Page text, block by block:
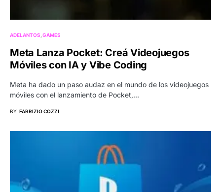
ADELANTOS GAMES
Meta Lanza Pocket: Creá Videojuegos
Móviles con IA y Vibe Coding
Meta ha dado un paso audaz en el mundo de los videojuegos
móviles con el lanzamiento de Pocket,…
BY FABRIZIO COZZI